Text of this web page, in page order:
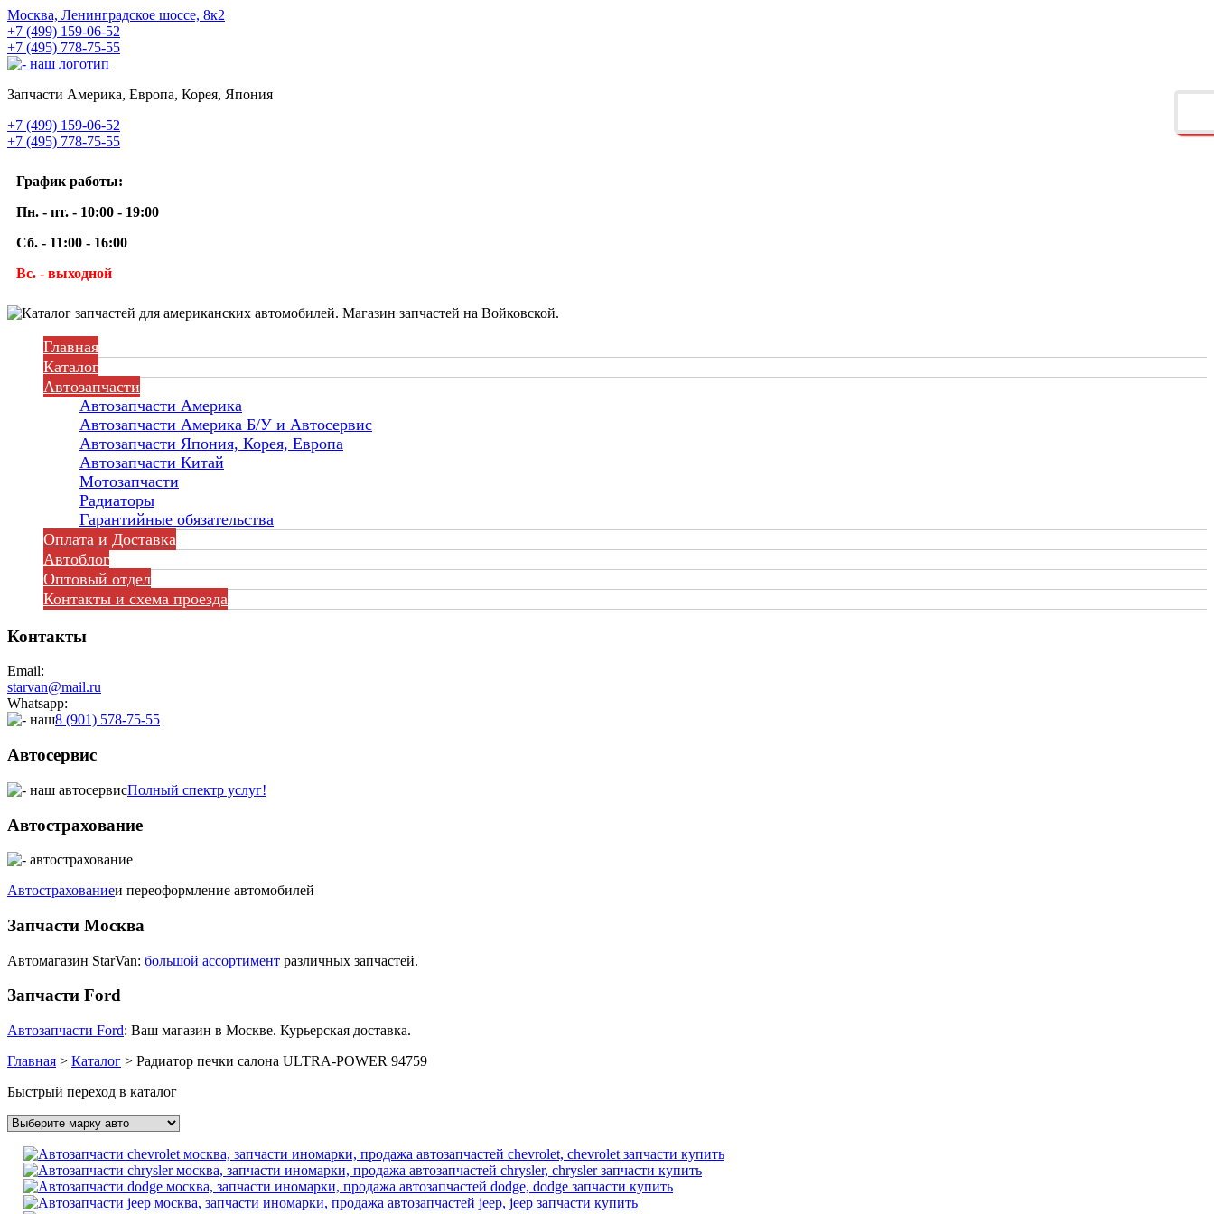
Москва, Ленинградское шоссе, 8к2
+7 (499) 159-06-52
+7 (495) 778-75-55
Запчасти Америка, Европа, Корея, Япония
+7 (499) 159-06-52
+7 (495) 778-75-55
График работы:
Пн. - пт. - 10:00 - 19:00
Сб. - 11:00 - 16:00
Вс. - выходной
Главная
Каталог
Автозапчасти
Автозапчасти Америка
Автозапчасти Америка Б/У и Автосервис
Автозапчасти Япония, Корея, Европа
Автозапчасти Китай
Мотозапчасти
Радиаторы
Гарантийные обязательства
Оплата и Доставка
Автоблог
Оптовый отдел
Контакты и схема проезда
Контакты
Email:
starvan@mail.ru
Whatsapp:
8 (901) 578-75-55
Автосервис
Полный спектр услуг!
Автострахование
Автострахованиеи переоформление автомобилей
Запчасти Москва
Автомагазин StarVan: большой ассортимент различных запчастей.
Запчасти Ford
Автозапчасти Ford: Ваш магазин в Москве. Курьерская доставка.
Главная > Каталог > Радиатор печки салона ULTRA-POWER 94759
Быстрый переход в каталог